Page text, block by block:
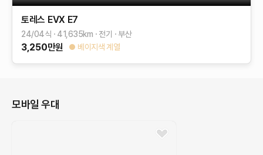
토레스 EVX E7
24/04식 41,635km 전기 부산
3,250만원 베이지색 계열
모바일 우대